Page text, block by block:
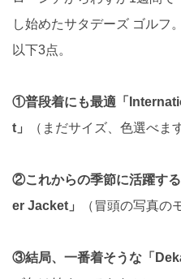
し始めたサタデーズ ゴルフ
以下3点。
①普段着にも最適「
t」
（まだサイズ、色選べま
②これからの季節に活躍す
er Jacket」
（冒頭の写真の
③結局、一番着そうな「